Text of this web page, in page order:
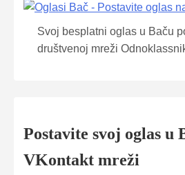
Svoj besplatni oglas u Baču
društvenoj mreži
Postavite svoj oglas u
VKontakt mreži